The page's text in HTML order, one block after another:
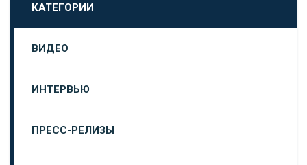
КАТЕГОРИИ
ВИДЕО
ИНТЕРВЬЮ
ПРЕСС-РЕЛИЗЫ